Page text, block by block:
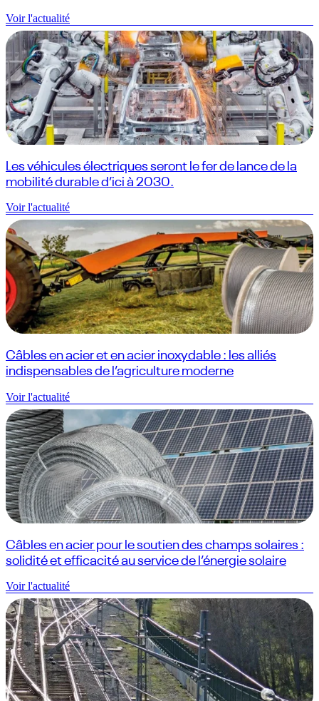
Voir l'actualité
Les véhicules électriques seront le fer de lance de la
mobilité durable d’ici à 2030.
Voir l'actualité
Câbles en acier et en acier inoxydable : les alliés
indispensables de l’agriculture moderne
Voir l'actualité
Câbles en acier pour le soutien des champs solaires :
solidité et efficacité au service de l’énergie solaire
Voir l'actualité